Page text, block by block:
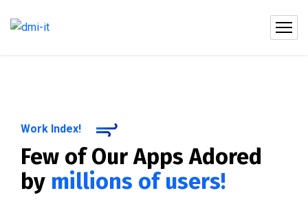
Work Index!
Few of Our Apps Adored
by millions of users!